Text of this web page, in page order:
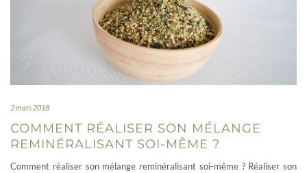
2 mars 2018
COMMENT RÉALISER SON MÉLANGE
REMINÉRALISANT SOI-MÊME ?
Comment réaliser son mélange reminéralisant soi-même ? Réaliser son